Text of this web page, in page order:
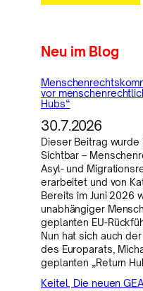
Neu im Blog
vor
Hubs“
30.7.2026
Dieser Beitrag wurde
Sichtbar –
Asyl- und
erarbeitet und von
Bereits im Juni 2026
unabhängiger
geplanten EU-
Nun hat sich auch
des Europarats,
geplanten „Return
Keitel, Die neuen